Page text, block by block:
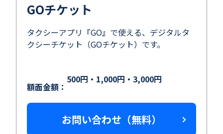
GOチケット
タクシーアプリ『GO』で使える、デジタルタ
クシーチケット（GOチケット）です。
額面金額：
500円・1,000円・3,000円
お問い合わせ（無料）